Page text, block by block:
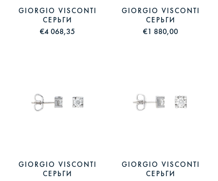
GIORGIO VISCONTI
СЕРЬГИ
€4 068,35
GIORGIO VISCONTI
СЕРЬГИ
€1 880,00
GIORGIO VISCONTI
СЕРЬГИ
GIORGIO VISCONTI
СЕРЬГИ